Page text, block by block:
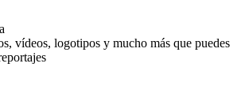
vídeos, logotipos y mucho más que puedes